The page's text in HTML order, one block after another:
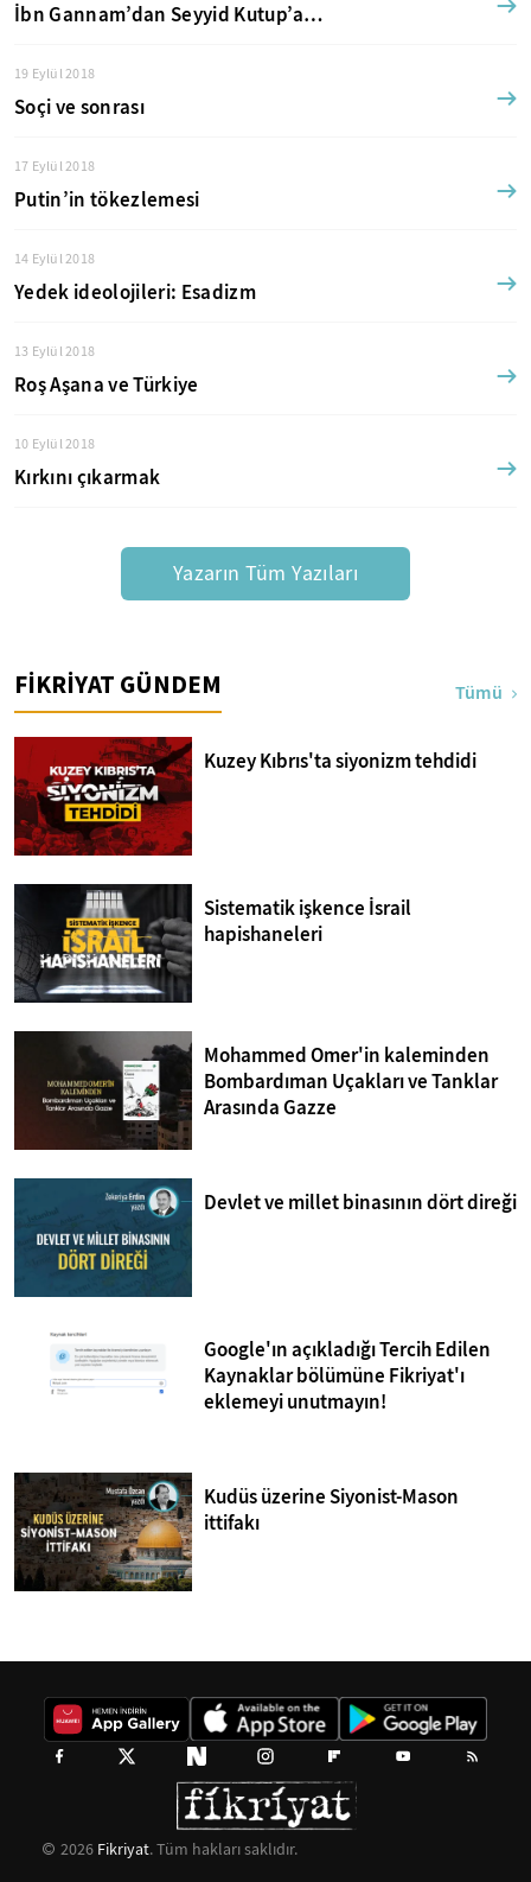
İbn Gannam’dan Seyyid Kutup’a…
19 Eylül 2018
Soçi ve sonrası
17 Eylül 2018
Putin’in tökezlemesi
14 Eylül 2018
Yedek ideolojileri: Esadizm
13 Eylül 2018
Roş Aşana ve Türkiye
10 Eylül 2018
Kırkını çıkarmak
Yazarın Tüm Yazıları
FİKRİYAT GÜNDEM Tümü
Kuzey Kıbrıs'ta siyonizm tehdidi
Sistematik işkence İsrail
hapishaneleri
Mohammed Omer'in kaleminden
Bombardıman Uçakları ve Tanklar
Arasında Gazze
Devlet ve millet binasının dört direği
Google'ın açıkladığı Tercih Edilen
Kaynaklar bölümüne Fikriyat'ı
eklemeyi unutmayın!
Kudüs üzerine Siyonist-Mason
ittifakı
2026 Fikriyat. Tüm hakları saklıdır.